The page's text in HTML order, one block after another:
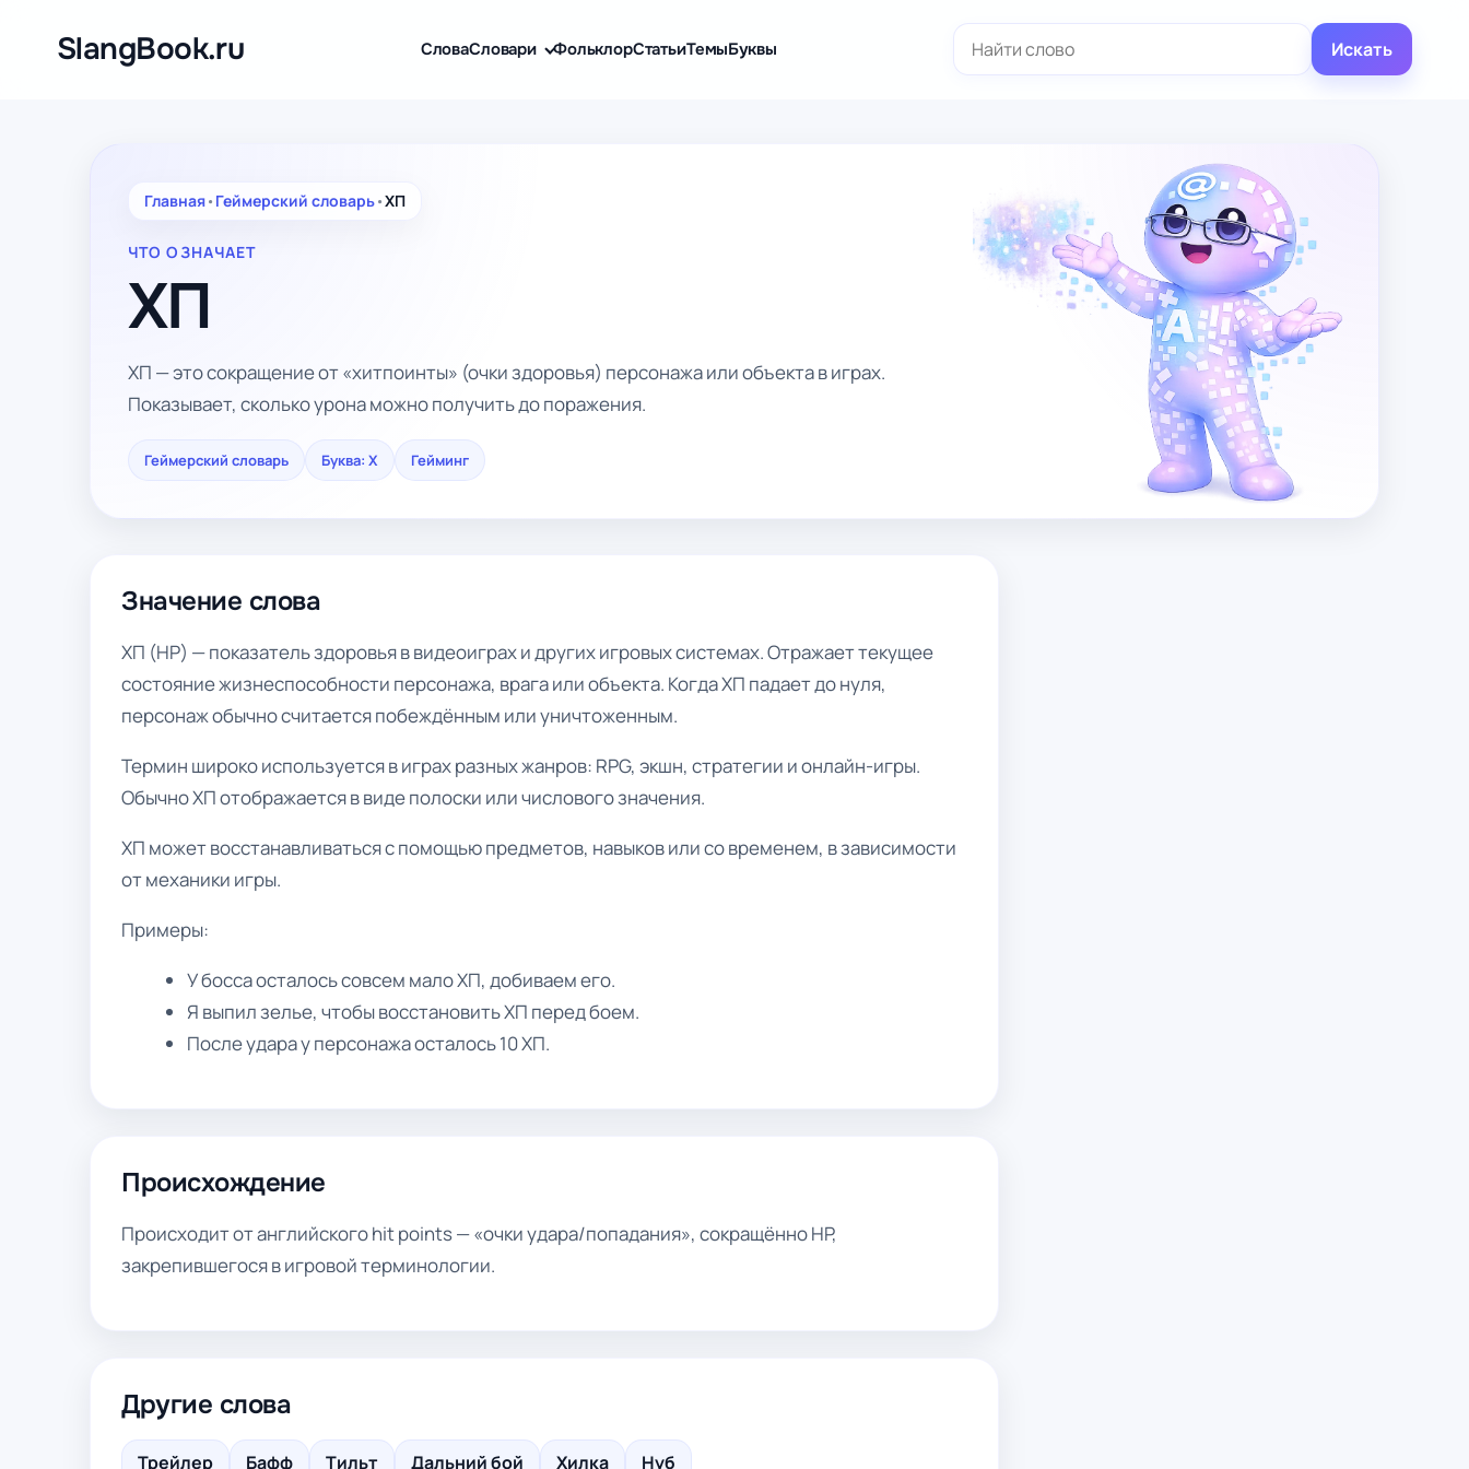
содержимомуSlangBook.ru СловаСловари ФольклорСтатьиТемыБуквы Искать
Главная• Геймерский словарь•ХП
ЧТО ОЗНАЧАЕТ
ХП
ХП — это сокращение от «хитпоинты» (очки здоровья) персонажа или объекта в играх.
Показывает, сколько урона можно получить до поражения.
Геймерский словарь Буква: Х Гейминг
Значение слова
ХП (HP) — показатель здоровья в видеоиграх и других игровых системах. Отражает текущее
состояние жизнеспособности персонажа, врага или объекта. Когда ХП падает до нуля,
персонаж обычно считается побеждённым или уничтоженным.
Термин широко используется в играх разных жанров: RPG, экшн, стратегии и онлайн-игры.
Обычно ХП отображается в виде полоски или числового значения.
ХП может восстанавливаться с помощью предметов, навыков или со временем, в зависимости
от механики игры.
Примеры:
У босса осталось совсем мало ХП, добиваем его.
Я выпил зелье, чтобы восстановить ХП перед боем.
После удара у персонажа осталось 10 ХП.
Происхождение
Происходит от английского hit points — «очки удара/попадания», сокращённо HP,
закрепившегося в игровой терминологии.
Другие слова
Трейлер Бафф Тильт Дальний бой Хилка Нуб